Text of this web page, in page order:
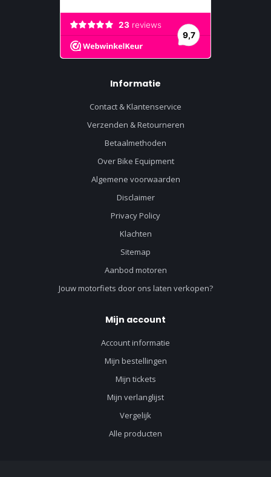
Informatie
Contact & Klantenservice
Verzenden & Retourneren
Betaalmethoden
Over Bike Equipment
Algemene voorwaarden
Disclaimer
Privacy Policy
Klachten
Sitemap
Aanbod motoren
Jouw motorfiets door ons laten verkopen?
Mijn account
Account informatie
Mijn bestellingen
Mijn tickets
Mijn verlanglijst
Vergelijk
Alle producten